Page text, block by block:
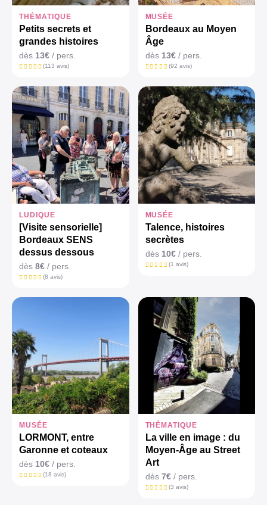
THÉMATIQUE
Petits secrets et
grandes histoires
dès 13€ / pers.
(113 avis)
MUSÉE
Bordeaux au Moyen
Âge
dès 13€/ pers.
(92 avis)
LUDIQUE
[Visite sensorielle]
Bordeaux SENS
dessus dessous
dès 8€ / pers.
(8 avis)
MUSÉE
Talence, histoires
secrètes
dès 10€/ pers.
(1 avis)
MUSÉE
LORMONT, entre
Garonne et coteaux
dès 10€ / pers.
(18 avis)
THÉMATIQUE
La ville en image : du
Moyen-Âge au Street
Art
dès 7€/ pers.
(3 avis)